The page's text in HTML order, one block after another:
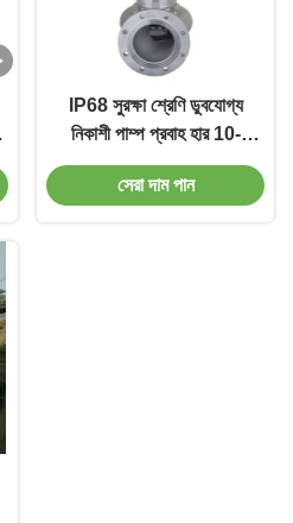
IP68 সুরক্ষা শ্রেণি ডুবযোগ্য
নিকাশী পাম্প প্রবাহ হার 10-
1000m3/H
সেরা দাম পান